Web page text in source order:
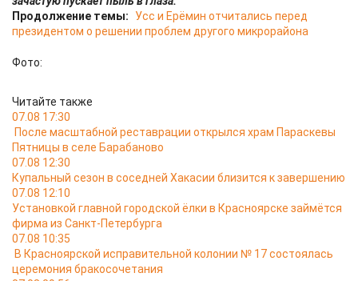
Продолжение темы:
Усс и Ерёмин отчитались перед
президентом о решении проблем другого микрорайона
Фото:
Читайте также
07.08 17:30
После масштабной реставрации открылся храм Параскевы
Пятницы в селе Барабаново
07.08 12:30
Купальный сезон в соседней Хакасии близится к завершению
07.08 12:10
Установкой главной городской ёлки в Красноярске займётся
фирма из Санкт-Петербурга
07.08 10:35
В Красноярской исправительной колонии № 17 состоялась
церемония бракосочетания